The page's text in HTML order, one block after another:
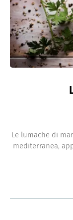
Le lumache di
mediterranea,